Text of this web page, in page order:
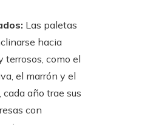
Las paletas
hacia
terrosos, como el
el marrón y el
cada año trae sus
con